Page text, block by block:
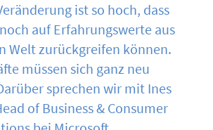
ist so hoch, dass
auf Erfahrungswerte aus
Welt zurückgreifen können.
müssen sich ganz neu
sprechen wir mit Ines
of Business & Consumer